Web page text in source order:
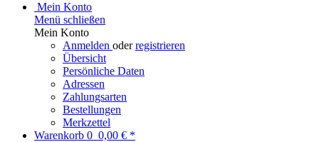
Mein Konto
Menü schließen
Mein Konto
Anmelden oderregistrieren
Übersicht
Persönliche Daten
Adressen
Zahlungsarten
Bestellungen
Merkzettel
Warenkorb 0 0,00 € *